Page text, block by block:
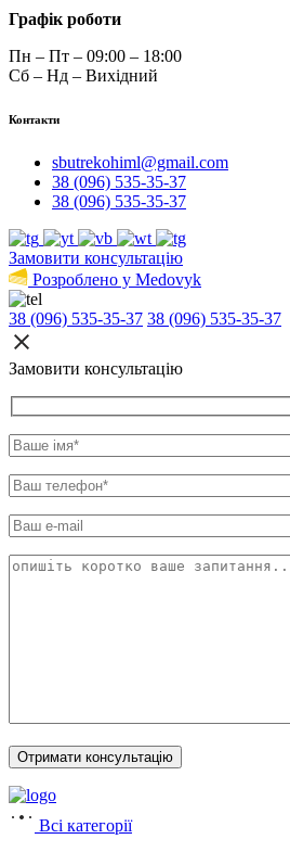
Графік роботи
Пн – Пт – 09:00 – 18:00
Сб – Нд – Вихідний
Контакти
sbutrekohiml@gmail.com
38 (096) 535-35-37
38 (096) 535-35-37
Замовити консультацію
Розроблено у Medovyk
38 (096) 535-35-37 38 (096) 535-35-37
Замовити консультацію
Всі категорії